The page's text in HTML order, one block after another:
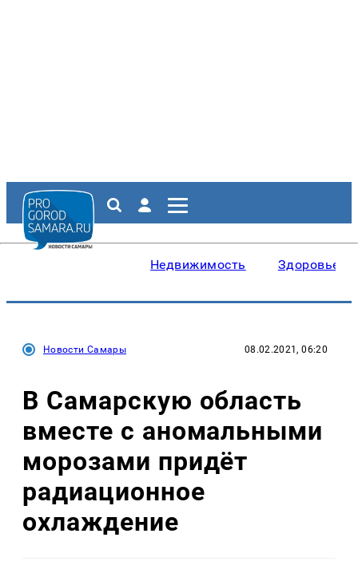
Недвижимость Здоровье
Новости Самары 08.02.2021, 06:20
В Самарскую область
вместе с аномальными
морозами придёт
радиационное
охлаждение